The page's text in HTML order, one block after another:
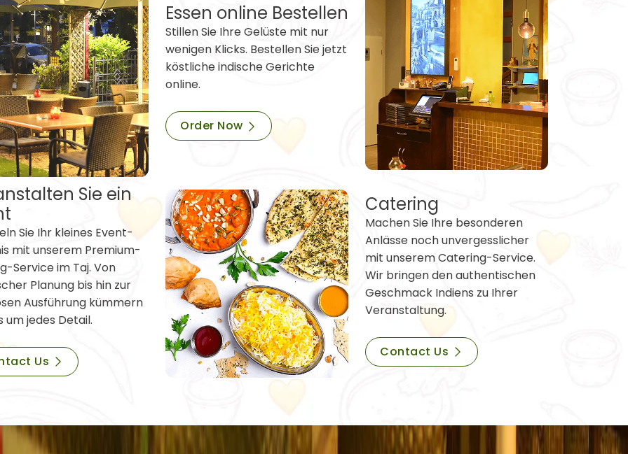
Essen online Bestellen
Stillen Sie Ihre Gelüste mit nur
wenigen Klicks. Bestellen Sie jetzt
köstliche indische Gerichte
online.
Order Now
Sie ein
Sie Ihr kleines Event-
mit unserem Premium-
Service im Taj. Von
Planung bis hin zur
Ausführung kümmern
um jedes Detail.
Us
Catering
Machen Sie Ihre besonderen
Anlässe noch unvergesslicher
mit unserem Catering-Service.
Wir bringen den authentischen
Geschmack Indiens zu Ihrer
Veranstaltung.
Contact Us